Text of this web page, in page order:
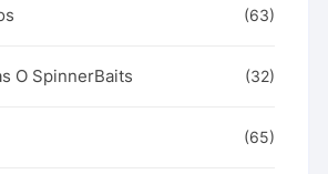
(63)
O SpinnerBaits (32)
(65)